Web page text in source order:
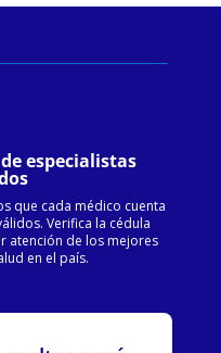
especialistas
que cada médico cuenta
Verifica la cédula
atención de los mejores
en el país.